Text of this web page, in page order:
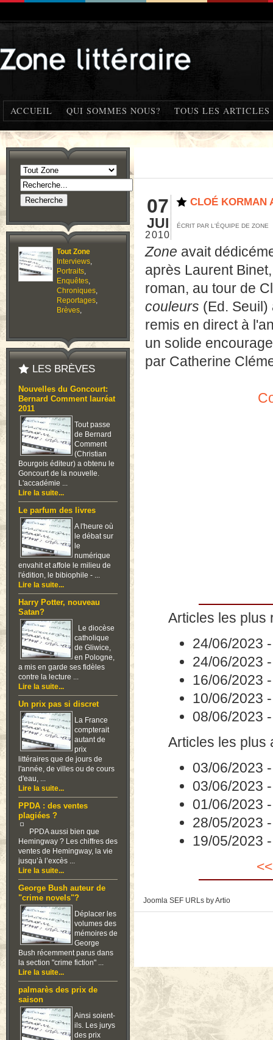
ACCUEIL QUI SOMMES NOUS? TOUS LES ARTICLES
Tout Zone
Interviews,
Portraits,
Enquêtes,
Chroniques,
Reportages,
Brèves,
LES BRÈVES
Nouvelles du Goncourt:
Bernard Comment lauréat
2011
Tout passe
de Bernard
Comment
(Christian
Bourgois éditeur) a obtenu le
Goncourt de la nouvelle.
L'accadémie ...
Lire la suite...
Le parfum des livres
A l'heure où
le débat sur
le
numérique
envahit et affole le milieu de
l'édition, le bibiophile - ...
Lire la suite...
Harry Potter, nouveau
Satan?
Le diocèse
catholique
de Gliwice,
en Pologne,
a mis en garde ses fidèles
contre la lecture ...
Lire la suite...
Un prix pas si discret
La France
compterait
autant de
prix
littéraires que de jours de
l'année, de villes ou de cours
d'eau, ...
Lire la suite...
PPDA : des ventes
plagiées ?
PPDA aussi bien que
Hemingway ? Les chiffres des
ventes de Hemingway, la vie
jusqu’à l’excès ...
Lire la suite...
George Bush auteur de
"crime novels"?
Déplacer les
volumes des
mémoires de
George
Bush récemment parus dans
la section "crime fiction" ...
Lire la suite...
palmarès des prix de
saison
Ainsi soient-
ils. Les jurys
des prix
07
JUI
2010
CLOÉ KORMAN
ÉCRIT PAR L'ÉQUIPE DE ZONE
Zone avait
après Laurent
roman, au tour de
couleurs (Ed. Seuil)
remis en direct à
un solide
par Catherine
Articles les plus
24/06/2023
24/06/2023
16/06/2023
10/06/2023
08/06/2023
Articles les plus
03/06/2023
03/06/2023
01/06/2023
28/05/2023
19/05/2023
Joomla SEF URLs by Artio